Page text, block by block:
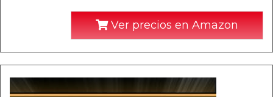
Ver precios en Amazon